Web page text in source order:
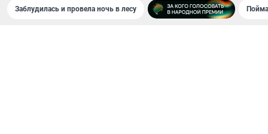
Заблудилась и провела ночь в лесу